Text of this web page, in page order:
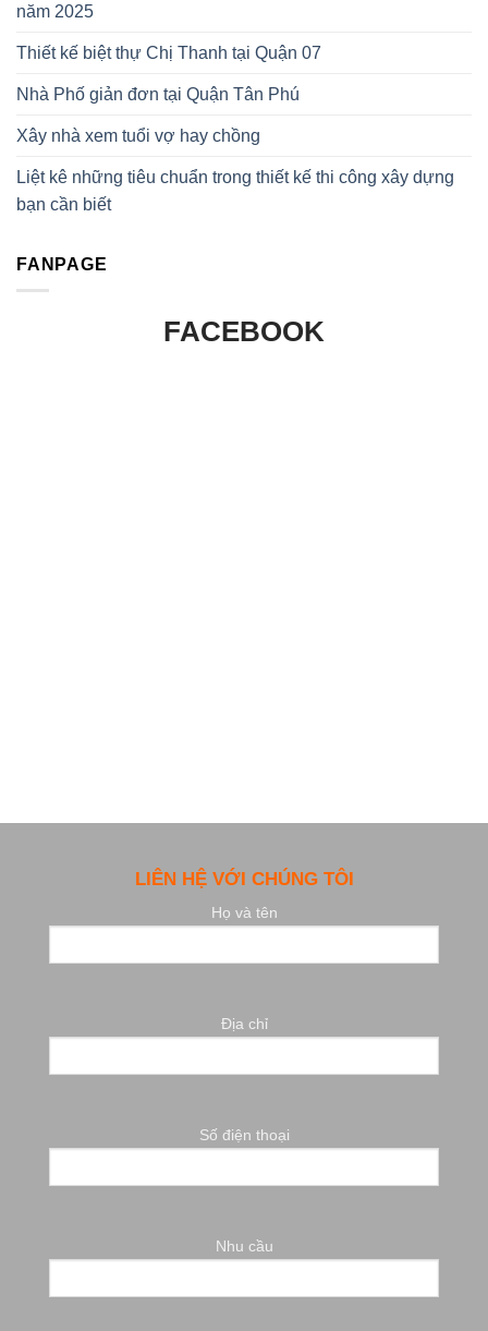
năm 2025
Thiết kế biệt thự Chị Thanh tại Quận 07
Nhà Phố giản đơn tại Quận Tân Phú
Xây nhà xem tuổi vợ hay chồng
Liệt kê những tiêu chuẩn trong thiết kế thi công xây dựng
bạn cần biết
FANPAGE
FACEBOOK
LIÊN HỆ VỚI CHÚNG TÔI
Họ và tên
Địa chỉ
Số điện thoại
Nhu cầu